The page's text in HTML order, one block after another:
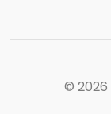
© 2026